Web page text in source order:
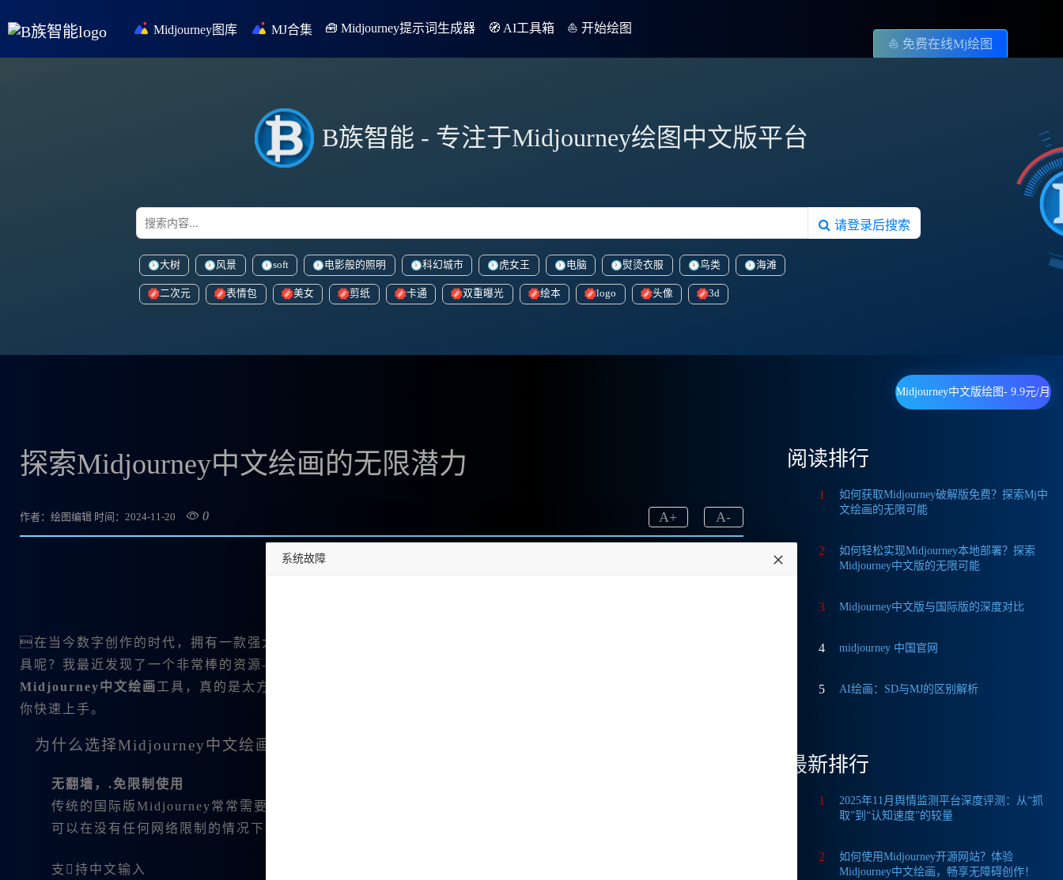
Midjourney图库 MJ合集 🧰 Midjourney提示词生成器 🧭 AI工具箱
⛵️ 开始绘图
⛵️ 免费在线Mj绘图
B族智能 - 专注于Midjourney绘图中文版平台
请登录后搜索
大树 风景 soft 电影般的照明 科幻城市 虎女王 电脑 熨烫衣服 鸟类 海滩
二次元 表情包 美女 剪纸 卡通 双重曝光 绘本 logo 头像 3d
Midjourney中文版绘图- 9.9元/月
探索Midjourney中文绘画的无限潜力
作者：绘图编辑 时间：2024-11-20 0 A-
A+
在当今数字创作的时代，拥有一款强大的绘图工具无疑是每位艺术创作者的梦想。那么如何能够轻松获取这款工
具呢？我最近发现了一个非常棒的资源——
Midjourney中文绘画工具，真的是太方便了！在这篇文章中，我将详细介绍Midjourney的各项功能和优势，帮助
你快速上手。
为什么选择Midjourney中文绘画？
无翻墙，.免限制使用
传统的国际版Midjourney常常需要翻墙才能使用，👍而Midjour😊ney中文版针对国内网络进行了优化，用户
可以在没有任何网络限制的情况下自由创作，这是👍我觉得最吸引人的一点。
支持中文输入
阅读排行
1
如何获取Midjourney破解版免费？探索Mj中
文绘画的无限可能
2
如何轻松实现Midjourney本地部署？探索
Midjourney中文版的无限可能
3 Midjourney中文版与国际版的深度对比
4 midjourney 中国官网
5 AI绘画：SD与MJ的区别解析
最新排行
1
2025年11月舆情监测平台深度评测：从“抓
取”到“认知速度”的较量
2
如何使用Midjourney开源网站？体验
Midjourney中文绘画，畅享无障碍创作！
系统故障